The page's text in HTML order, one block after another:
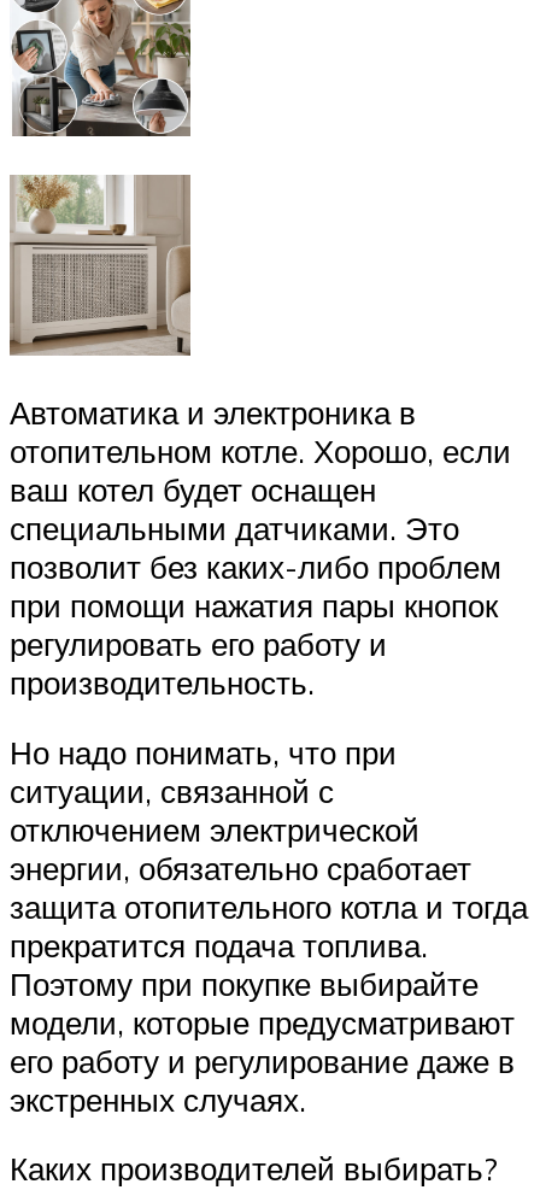
Автоматика и электроника в
отопительном котле. Хорошо, если
ваш котел будет оснащен
специальными датчиками. Это
позволит без каких-либо проблем
при помощи нажатия пары кнопок
регулировать его работу и
производительность.
Но надо понимать, что при
ситуации, связанной с
отключением электрической
энергии, обязательно сработает
защита отопительного котла и тогда
прекратится подача топлива.
Поэтому при покупке выбирайте
модели, которые предусматривают
его работу и регулирование даже в
экстренных случаях.
Каких производителей выбирать?